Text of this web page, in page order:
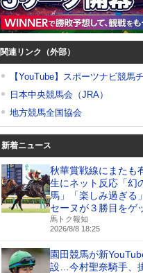
関連リンク（外部）
【YouTube】スポーツナビ競馬
日本中央競馬会（JRA）
地方競馬全国協会
新着ニュース
秋華賞戦線にまたも
生にネット反応「幻
馬」「楽しみ過ぎ
セーヌが３勝目をゲ
馬トク報知
2026/8/8 18:25
園田競馬が新
設…今村聖奈騎手、